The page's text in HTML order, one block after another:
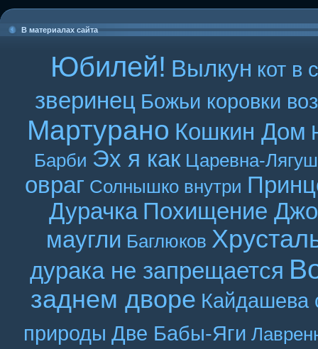
В материалах сайта
Юбилей! Вылкун кот в
зверинец Божьи коровки
Мартурано Кошкин Дом
Барби Эх я как Царевна-
овраг Солнышко внутри
Дурачка Похищение
маугли Баглюков
дурака не запрещается
заднем дворе Кайдашева
природы Две Бабы-Яги